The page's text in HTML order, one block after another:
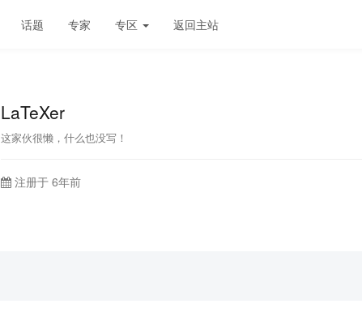
话题 专家 专区 返回主站
LaTeXer
这家伙很懒，什么也没写！
注册于 6年前